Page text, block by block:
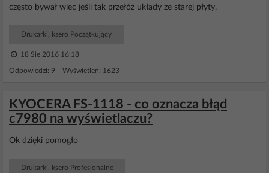
często bywał wiec jeśli tak przełóż układy ze starej płyty.
Drukarki, ksero Początkujący
18 Sie 2016 16:18
Odpowiedzi: 9 Wyświetleń: 1623
KYOCERA FS-1118 - co oznacza błąd
c7980 na wyświetlaczu?
Ok dzięki pomogło
Drukarki, ksero Profesjonalne